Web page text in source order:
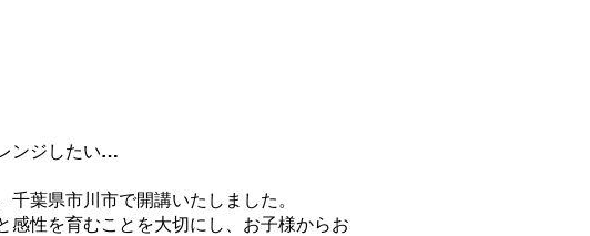
ンジしたい…
葉県市川市で開講いたしました。
性を育むことを大切にし、お子様からお